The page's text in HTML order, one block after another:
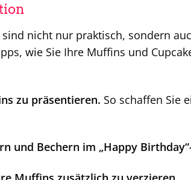
nicht nur praktisch, sondern
wie Sie Ihre Muffins und
zu präsentieren. So schaffen Sie
und Bechern im „Happy